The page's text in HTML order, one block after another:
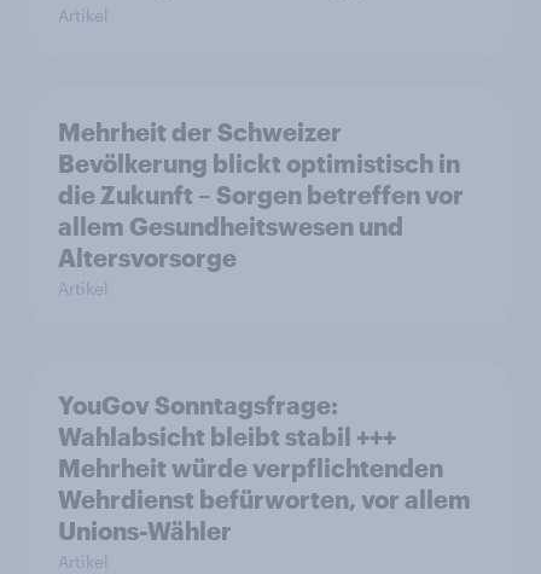
Artikel
Mehrheit der Schweizer
Bevölkerung blickt optimistisch in
die Zukunft – Sorgen betreffen vor
allem Gesundheitswesen und
Altersvorsorge
Artikel
YouGov Sonntagsfrage:
Wahlabsicht bleibt stabil +++
Mehrheit würde verpflichtenden
Wehrdienst befürworten, vor allem
Unions-Wähler
Artikel